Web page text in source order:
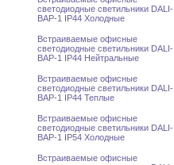
светодиодные светильники DALI-
BAP-1 IP44 Холодные
Встраиваемые офисные
светодиодные светильники DALI-
BAP-1 IP44 Нейтральные
Встраиваемые офисные
светодиодные светильники DALI-
BAP-1 IP44 Теплые
Встраиваемые офисные
светодиодные светильники DALI-
BAP-1 IP54 Холодные
Встраиваемые офисные